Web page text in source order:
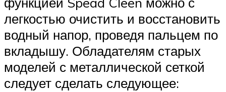
легкостью очистить и восстановить
водный напор, проведя пальцем по
вкладышу. Обладателям старых
моделей с металлической сеткой
следует сделать следующее: